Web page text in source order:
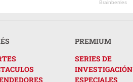
Brainberries
PREMIUM
SERIES DE
INVESTIGACIÓN
ESPECIALES